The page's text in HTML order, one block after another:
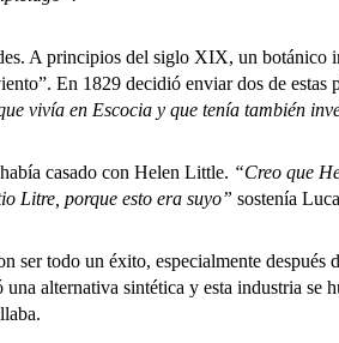
A principios del siglo XIX, un botánico
En 1829 decidió enviar dos de
vivía en Escocia y que tenía también
casado con Helen Little. “Creo que
Litre, porque esto era suyo” sostenía
todo un éxito, especialmente después
alternativa sintética y esta industria